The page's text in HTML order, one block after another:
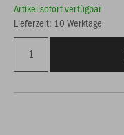
Artikel sofort verfügbar
Lieferzeit: 10 Werktage